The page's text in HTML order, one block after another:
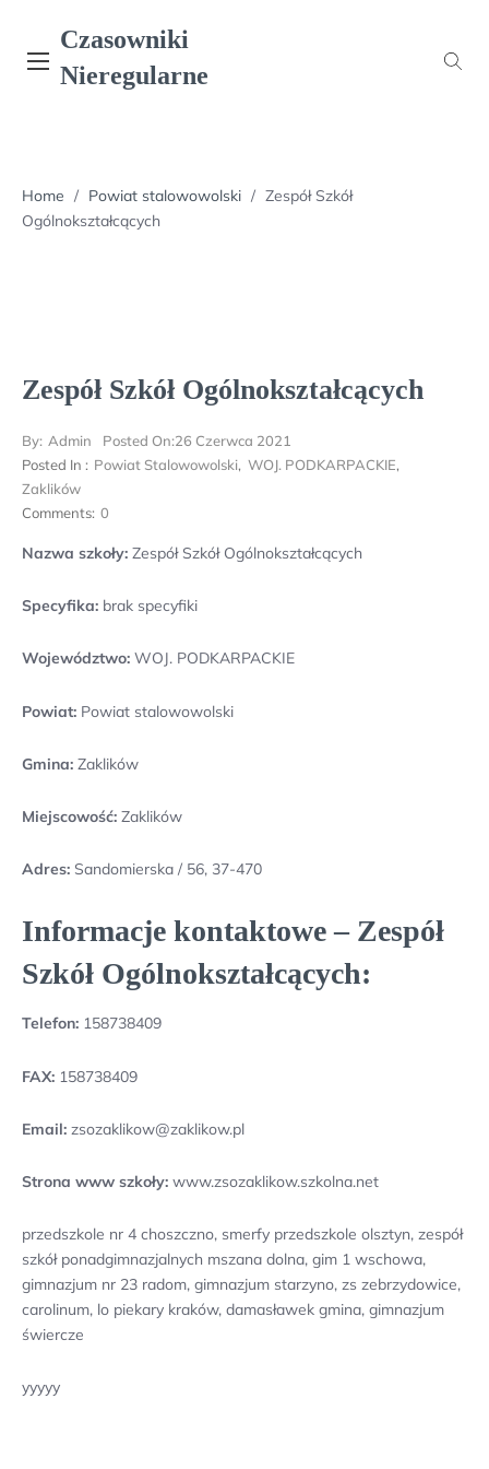
content
Czasowniki
Nieregularne
Home / Powiat stalowowolski / Zespół Szkół
Ogólnokształcących
Zespół Szkół Ogólnokształcących
By: Admin Posted On:26 Czerwca 2021
Posted In : Powiat Stalowowolski, WOJ. PODKARPACKIE,
Zaklików
Comments: 0
Nazwa szkoły: Zespół Szkół Ogólnokształcących
Specyfika: brak specyfiki
Województwo: WOJ. PODKARPACKIE
Powiat: Powiat stalowowolski
Gmina: Zaklików
Miejscowość: Zaklików
Adres: Sandomierska / 56, 37-470
Informacje kontaktowe – Zespół
Szkół Ogólnokształcących:
Telefon: 158738409
FAX: 158738409
Email: zsozaklikow@zaklikow.pl
Strona www szkoły: www.zsozaklikow.szkolna.net
przedszkole nr 4 choszczno, smerfy przedszkole olsztyn, zespół
szkół ponadgimnazjalnych mszana dolna, gim 1 wschowa,
gimnazjum nr 23 radom, gimnazjum starzyno, zs zebrzydowice,
carolinum, lo piekary kraków, damasławek gmina, gimnazjum
świercze
yyyyy